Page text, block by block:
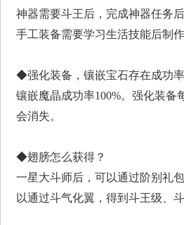
神器需要斗王后，完成神器任务
手工装备需要学习生活技能后制作
◆强化装备，镶嵌宝石存在成功
镶嵌魔晶成功率100%。强化装备
会消失。
◆翅膀怎么获得？
一星大斗师后，可以通过阶别礼
以通过斗气化翼，得到斗王级、